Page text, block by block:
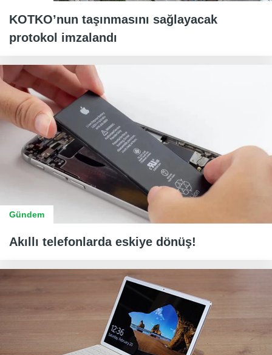
KOTKO’nun taşınmasını sağlayacak
protokol imzalandı
Gündem
Akıllı telefonlarda eskiye dönüş!